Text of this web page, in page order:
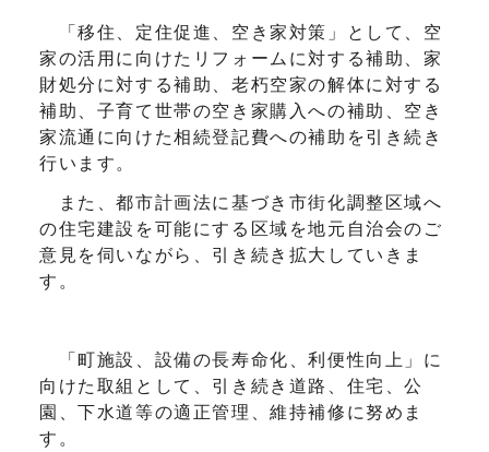
「移住、定住促進、空き家対策」として、空
家の活用に向けたリフォームに対する補助、家
財処分に対する補助、老朽空家の解体に対する
補助、子育て世帯の空き家購入への補助、空き
家流通に向けた相続登記費への補助を引き続き
行います。
また、都市計画法に基づき市街化調整区域へ
の住宅建設を可能にする区域を地元自治会のご
意見を伺いながら、引き続き拡大していきま
す。
「町施設、設備の長寿命化、利便性向上」に
向けた取組として、引き続き道路、住宅、公
園、下水道等の適正管理、維持補修に努めま
す。